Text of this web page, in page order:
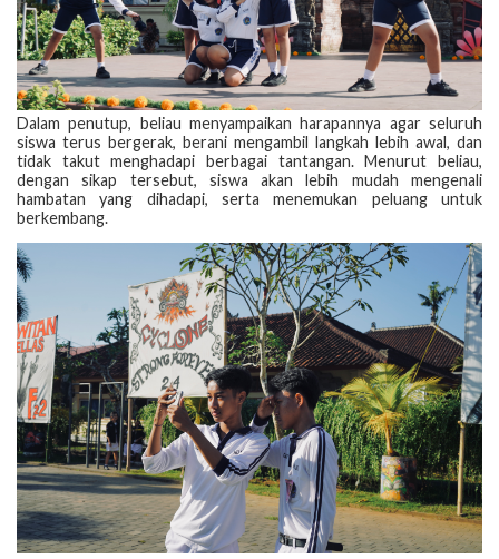
Dalam penutup, beliau menyampaikan harapannya agar seluruh
siswa terus bergerak, berani mengambil langkah lebih awal, dan
tidak takut menghadapi berbagai tantangan. Menurut beliau,
dengan sikap tersebut, siswa akan lebih mudah mengenali
hambatan yang dihadapi, serta menemukan peluang untuk
berkembang.